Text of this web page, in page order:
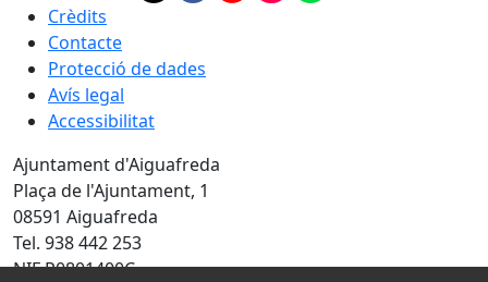
Crèdits
Contacte
Protecció de dades
Avís legal
Accessibilitat
Ajuntament d'Aiguafreda
Plaça de l'Ajuntament, 1
08591 Aiguafreda
Tel. 938 442 253
NIF P0801400C